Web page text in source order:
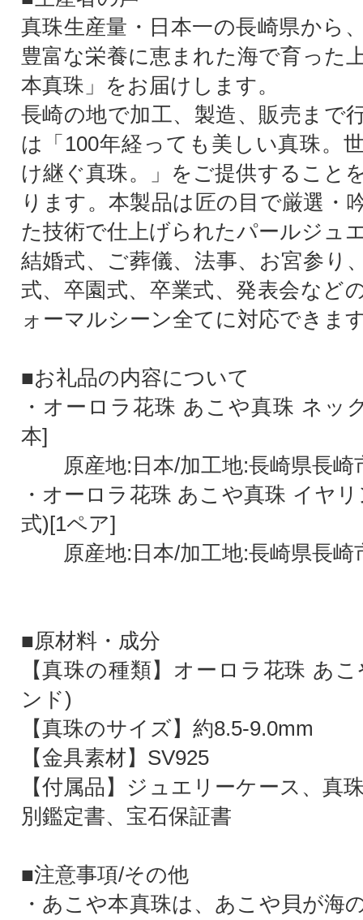
真珠生産量・日本一の長崎県から
豊富な栄養に恵まれた海で育った
本真珠」をお届けします。
長崎の地で加工、製造、販売まで
は「100年経っても美しい真珠。
け継ぐ真珠。」をご提供すること
ります。本製品は匠の目で厳選・
た技術で仕上げられたパールジュ
結婚式、ご葬儀、法事、お宮参り
式、卒園式、卒業式、発表会など
ォーマルシーン全てに対応できま
■お礼品の内容について
・オーロラ花珠 あこや真珠 ネッ
本]
原産地:日本/加工地:長崎県長崎
・オーロラ花珠 あこや真珠 イヤ
式)[1ペア]
原産地:日本/加工地:長崎県長崎
■原材料・成分
【真珠の種類】オーロラ花珠 あ
ンド)
【真珠のサイズ】約8.5-9.0mm
【金具素材】SV925
【付属品】ジュエリーケース、真
別鑑定書、宝石保証書
■注意事項/その他
・あこや本真珠は、あこや貝が海